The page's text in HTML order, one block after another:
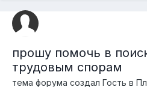
отправляли в Россию, а было
прошу помочь в
трудовым спорам
тема форума создал Гость в